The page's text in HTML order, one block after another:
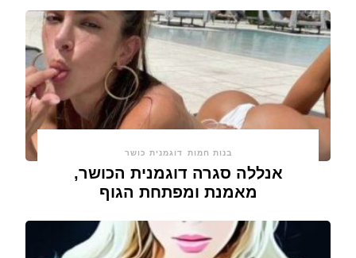
בנות חמות דוגמנית כושר
אנללה סגרה דוגמנית הכושר,
מאמנת ומפתחת הגוף